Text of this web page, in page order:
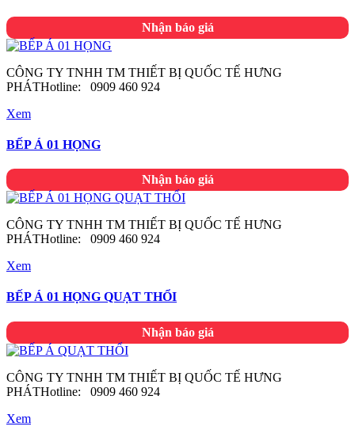
Nhận báo giá
CÔNG TY TNHH TM THIẾT BỊ QUỐC TẾ HƯNG
PHÁTHotline: 0909 460 924
Xem
BẾP Á 01 HỌNG
Nhận báo giá
CÔNG TY TNHH TM THIẾT BỊ QUỐC TẾ HƯNG
PHÁTHotline: 0909 460 924
Xem
BẾP Á 01 HỌNG QUẠT THỔI
Nhận báo giá
CÔNG TY TNHH TM THIẾT BỊ QUỐC TẾ HƯNG
PHÁTHotline: 0909 460 924
Xem